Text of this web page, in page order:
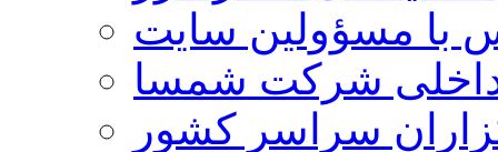
با مسؤولین سایت
شرکت شمسا
سراسر کشور